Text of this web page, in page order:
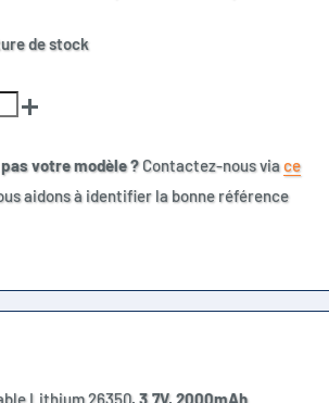
de stock
votre modèle ?Contactez-nous viace
aidons à identifier la bonne référence